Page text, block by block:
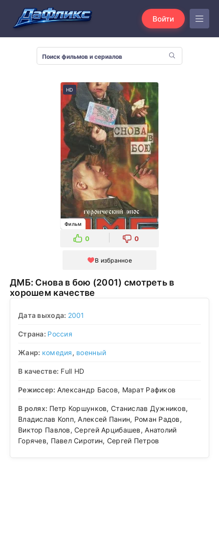
Войти
HD
Фильм
0 0
В избранное
ДМБ: Снова в бою (2001) смотреть в
хорошем качестве
Дата выхода: 2001
Страна: Россия
Жанр: комедия, военный
В качестве: Full HD
Режиссер: Александр Басов, Марат Рафиков
В ролях: Петр Коршунков, Станислав Дужников,
Владислав Копп, Алексей Панин, Роман Радов,
Виктор Павлов, Сергей Арцибашев, Анатолий
Горячев, Павел Сиротин, Сергей Петров